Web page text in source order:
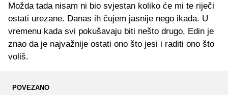
Možda tada nisam ni bio svjestan koliko će mi te riječi
ostati urezane. Danas ih čujem jasnije nego ikada. U
vremenu kada svi pokušavaju biti nešto drugo, Edin je
znao da je najvažnije ostati ono što jesi i raditi ono što
voliš.
POVEZANO